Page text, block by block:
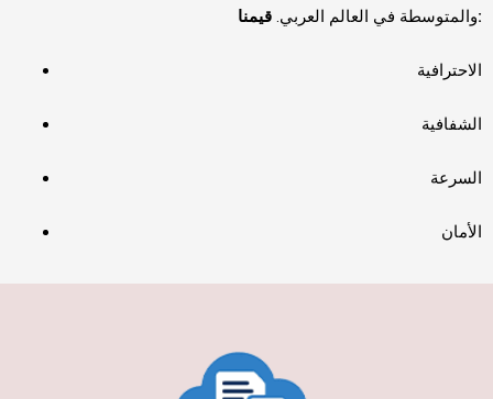
والمتوسطة في العالم العربي.قيمنا:
الاحترافية
الشفافية
السرعة
الأمان